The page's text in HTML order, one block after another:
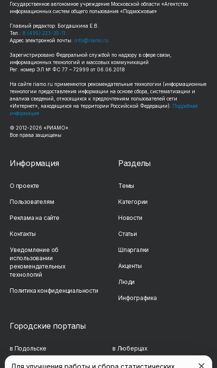
Государственное автономное учреждение Московской области «Агентство
информационных систем общего пользования «Подмосковье»
Главный редактор: Богдашкина Е.В.
Тел.: 8 (495) 223-35-11
Адрес электронной почты: info@riamo.ru
Зарегистрировано Федеральной службой по надзору в сфере связи,
информационных технологий и массовых коммуникаций
Рег. номер ЭЛ № ФС 77 – 72999 от 06.06.2018
На сайте riamo.ru применяются рекомендательные технологии (информационные
технологии предоставления информации на основе сбора, систематизации и
анализа сведений, относящихся к предпочтениям пользователей сети
«Интернет», находящихся на территории Российской Федерации).
Подробная
информация
© 2012-2026 «РИАМО».
Все права защищены
Информация
О проекте
Пользователям
Реклама на сайте
Контакты
Уведомление об
использовании
рекомендательных
технологий
Политика конфиденциальности
Разделы
Темы
Категории
Новости
Статьи
Шпаргалки
Акценты
Люди
Инфографика
Городские порталы
в Подольске в Люберцах
в Мытищах в Красногорске
Для улучшения работы и сбора статистических